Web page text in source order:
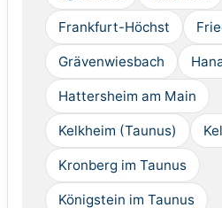
Frankfurt-Höchst
Grävenwiesbach
Hattersheim am Main
Kelkheim (Taunus)
Kronberg im Taunus
Königstein im Taunus